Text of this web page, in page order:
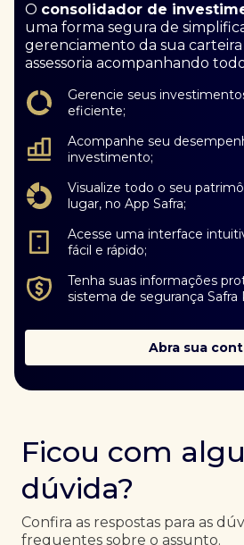
O consolidador de
uma forma segura de
gerenciamento da sua carteira
assessoria acompanhando
Gerencie seus
eficiente;
Acompanhe seu
investimento;
Visualize todo o seu
lugar, no App Safra;
Acesse uma interface
fácil e rápido;
Tenha suas informações
sistema de segurança Safra
Abra sua
Ficou com
dúvida?
Confira as respostas para as
frequentes sobre o assunto.